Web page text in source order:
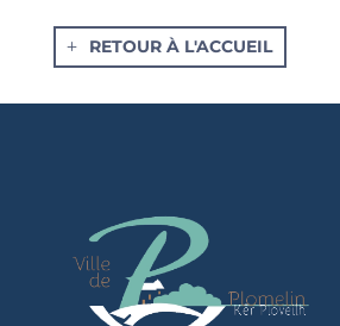
RETOUR À L'ACCUEIL